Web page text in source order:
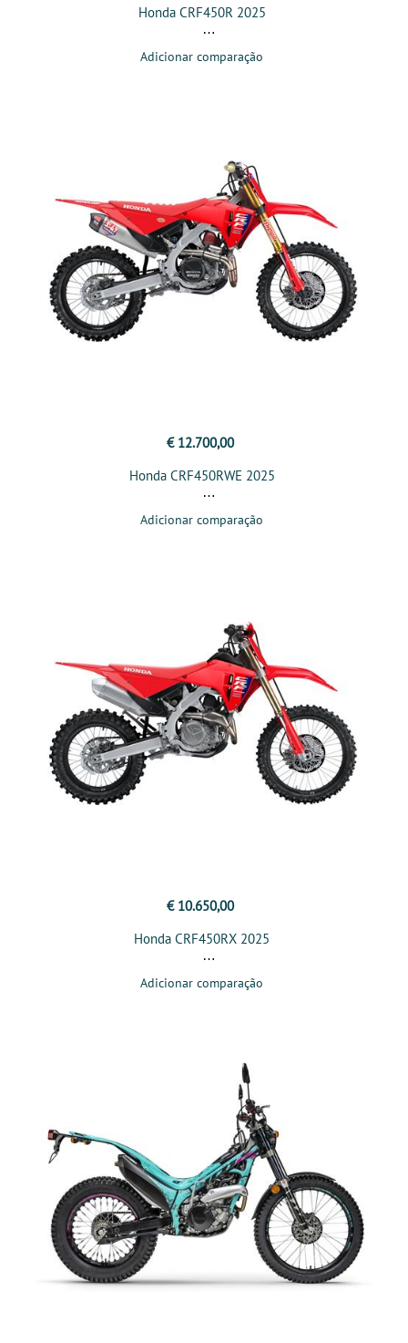
Honda CRF450R 2025
Adicionar comparação
€ 12.700,00
Honda CRF450RWE 2025
Adicionar comparação
€ 10.650,00
Honda CRF450RX 2025
Adicionar comparação